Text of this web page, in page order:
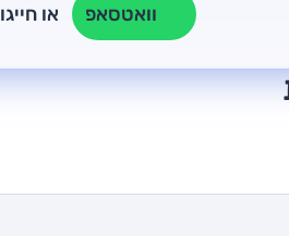
וואטסאפ או חייגו 3262